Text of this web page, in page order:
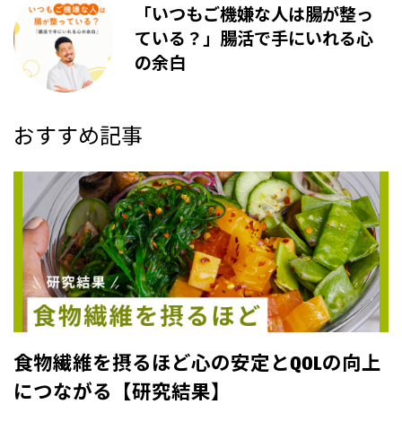
「いつもご機嫌な人は腸が整っ
ている？」腸活で手にいれる心
の余白
おすすめ記事
食物繊維を摂るほど心の安定とQOLの向上
につながる【研究結果】